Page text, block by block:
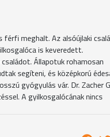
meghalt. Az alsóújlaki
is keveredett.
Állapotuk rohamosan
segíteni, és középkorú
gyógyulás vár. Dr. Zacher
A gyilkosgalócának nincs